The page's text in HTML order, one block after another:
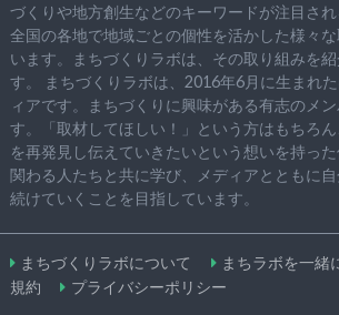
づくりや地方創生などのキーワードが注目され
全国の各地で地域ごとの個性を活かした様々
います。まちづくりラボは、その取り組みを
す。 まちづくりラボは、2016年6月に生まれ
ィアです。まちづくりに興味がある有志のメ
す。「取材してほしい！」という方はもちろ
を再発見し伝えていきたいという想いを持った
関わる人たちと共に学び、メディアとともに
続けていくことを目指しています。
まちづくりラボについて まちラボを一緒
規約
プライバシーポリシー